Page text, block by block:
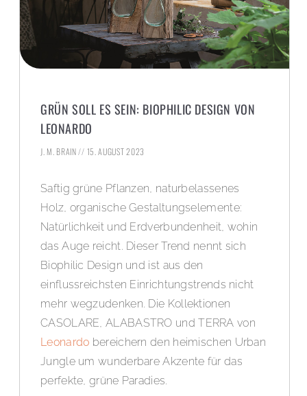
GRÜN SOLL ES SEIN: BIOPHILIC DESIGN VON
LEONARDO
J. M. BRAIN 15. AUGUST 2023
Saftig grüne Pflanzen, naturbelassenes
Holz, organische Gestaltungselemente:
Natürlichkeit und Erdverbundenheit, wohin
das Auge reicht. Dieser Trend nennt sich
Biophilic Design und ist aus den
einflussreichsten Einrichtungstrends nicht
mehr wegzudenken. Die Kollektionen
CASOLARE, ALABASTRO und TERRA von
Leonardo bereichern den heimischen Urban
Jungle um wunderbare Akzente für das
perfekte, grüne Paradies.